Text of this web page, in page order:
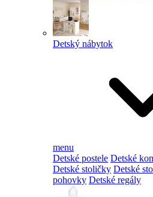
Detský nábytok
menu
Detské postele Detské
Detské stoličky Detské
pohovky Detské regály